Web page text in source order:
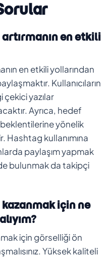
en etkili
en etkili yollarından
Kullanıcıların
yazılar
Ayrıca, hedef
yönelik
Hashtag kullanımına
paylaşım yapmak
bulunmak da takipçi
için ne
için görselliği ön
Yüksek kaliteli